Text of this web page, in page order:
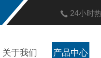
24小时
关于我们 产品中心